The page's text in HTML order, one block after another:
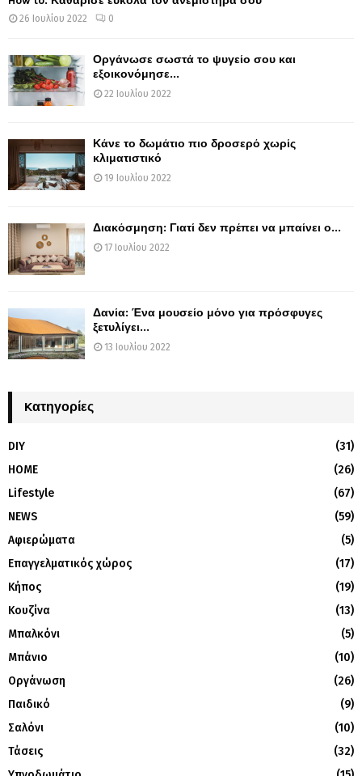
26 Ιουλίου 2022 0
Οργάνωσε σωστά το ψυγείο σου και
εξοικονόμησε...
22 Ιουλίου 2022
Κάνε το δωμάτιο πιο δροσερό χωρίς
κλιματιστικό
19 Ιουλίου 2022
Διακόσμηση: Γιατί δεν πρέπει να μπαίνει ο...
17 Ιουλίου 2022
Δανία: Ένα μουσείο μόνο για πρόσφυγες
ξετυλίγει...
13 Ιουλίου 2022
Kατηγορίες
DIY
(31)
HOME
(26)
Lifestyle
(67)
NEWS
(59)
Αφιερώματα
(5)
Επαγγελματικός χώρος
(17)
Κήπος
(19)
Κουζίνα
(13)
Μπαλκόνι
(5)
Μπάνιο
(10)
Οργάνωση
(26)
Παιδικό
(9)
Σαλόνι
(10)
Τάσεις
(32)